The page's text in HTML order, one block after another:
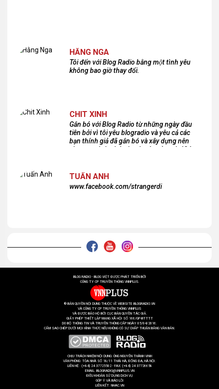
HẰNG NGA
Tôi đến với Blog Radio bằng một tình yêu
không bao giờ thay đổi.
CHIT XINH
Gắn bó với Blog Radio từ những ngày đầu
tiên bởi vì tôi yêu blogradio và yêu cả các
bạn thính giả đã gắn bó và xây dựng nên
chương trình phát thanh xúc cảm này!Cám
TUẤN ANH
www.facebook.com/strangerdi
BLOG RADIO - BLOG VIỆT ĐƯỢC PHÁT TRIỂN BỞI
CÔNG TY CP TRUYỀN THÔNG VNNPLUS.
® BẢN QUYỀN NỘI DUNG THUỘC VỀ WEBSITE BLOGRADIO.VN
VÀ CÔNG TY CP TRUYỀN THÔNG VNNPLUS
VÀ ĐƯỢC BẢO HỘ BỞI CỤC BẢN QUYỀN TÁC GIẢ.
GIẤY PHÉP THIẾT LẬP MẠNG XÃ HỘI SỐ 166/GP-BTTTT
DO BỘ THÔNG TIN VÀ TRUYỀN THÔNG CẤP NGÀY 05/04/2016.
CẤM SAO CHÉP DƯỚI MỌI HÌNH THỨC NẾU KHÔNG CÓ SỰ CHẤP THUẬN BẰNG VĂN BẢN.
CHỊU TRÁCH NHIỆM NỘI DUNG: ÔNG NGUYỄN THÀNH VINH
VĂN PHÒNG: TÒA NHÀ SỐ 18/11 THÁI HÀ, ĐỐNG ĐA, HÀ NỘI.
LIÊN HỆ : (+84) 24 37725502 - FAX: (+84) 24 37726658
EMAIL: BLOGRADIO@VNNPLUS.VN
ĐIỀU KHOẢN SỬ DỤNG DỊCH VỤ
GÓP Ý VÀ BÁO LỖI
LIÊN KẾT:NHAC.VN